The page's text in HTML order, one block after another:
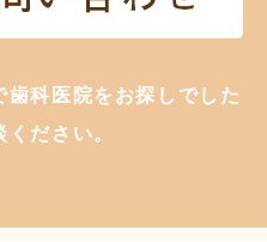
科医院をお探しでした
ださい。